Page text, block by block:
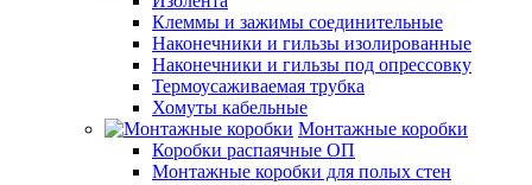
Клеммы и зажимы соединительные
Наконечники и гильзы изолированные
Наконечники и гильзы под опрессовку
Термоусаживаемая трубка
Хомуты кабельные
Монтажные коробки
Коробки распаячные ОП
Монтажные коробки для полых стен